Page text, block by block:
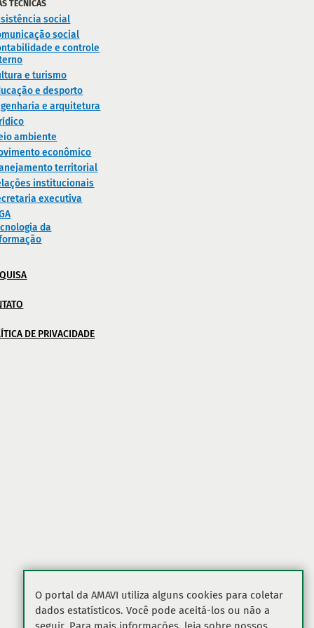
TÉCNICAS
social
social
e controle
e turismo
e desporto
e arquitetura
ambiente
econômico
territorial
institucionais
executiva
da
DE PRIVACIDADE
O portal da AMAVI utiliza alguns cookies para coletar
dados estatísticos. Você pode aceitá-los ou não a